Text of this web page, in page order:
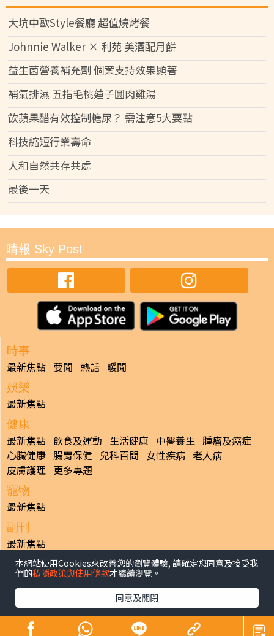
大坑中歐Style餐廳 超值燒烤餐
Johnnie Walker × 利苑 美酒配月餅
益生菌營養補充劑 個案支持效果顯著
補氣排濕 五指毛桃蓮子圓肉雞湯
飲蘋果醋有效控制糖尿？ 需注意5大要點
科技縮短行業壽命
人和自然共存共處
最後一天
晴報 Sky Post
時事
最新焦點 要聞 熱話 暖聞
娛樂
最新焦點
健康
最新焦點 飲食及運動 生活健康 中醫養生 腫瘤及癌症
心臟健康 腸胃保健 兒科百問 女性疾病 老人病
皮膚護理 更多專題
寵物
最新焦點
副刊
最新焦點
日報
揭頁版 港聞 財經/地產 中國/國際
生活副刊
體育 專題/人物
香港經濟日報版權所有©2026
本網站使用Cookies來改善您的瀏覽體驗, 請確定您同意及接受我
們的私隱政策與使用條款才繼續瀏覽。
同意及關閉